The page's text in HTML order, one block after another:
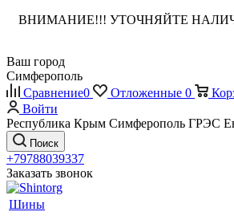
ВНИМАНИЕ!!! УТОЧНЯЙТЕ
Ваш город
Симферополь
Сравнение0 Отложенные 0
Войти
Республика Крым Симферополь ГРЭС
Поиск
+79788039337
Заказать звонок
Шины